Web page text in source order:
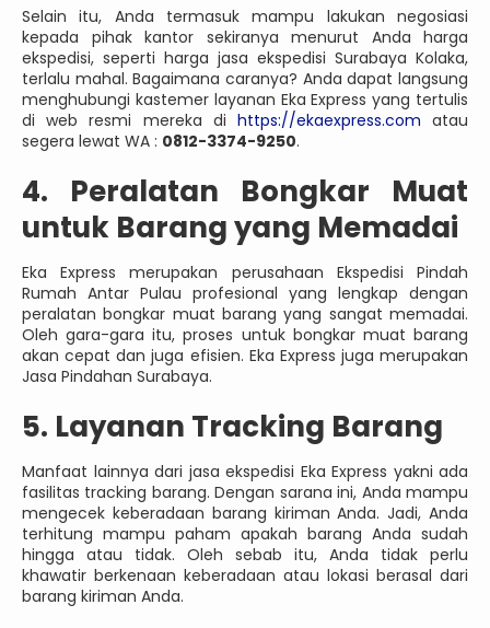
Selain itu, Anda termasuk mampu lakukan negosiasi
kepada pihak kantor sekiranya menurut Anda harga
ekspedisi, seperti harga jasa ekspedisi Surabaya Kolaka,
terlalu mahal. Bagaimana caranya? Anda dapat langsung
menghubungi kastemer layanan Eka Express yang tertulis
di web resmi mereka di https://ekaexpress.com atau
segera lewat WA : 0812-3374-9250.
4. Peralatan Bongkar Muat
untuk Barang yang Memadai
Eka Express merupakan perusahaan Ekspedisi Pindah
Rumah Antar Pulau profesional yang lengkap dengan
peralatan bongkar muat barang yang sangat memadai.
Oleh gara-gara itu, proses untuk bongkar muat barang
akan cepat dan juga efisien. Eka Express juga merupakan
Jasa Pindahan Surabaya.
5. Layanan Tracking Barang
Manfaat lainnya dari jasa ekspedisi Eka Express yakni ada
fasilitas tracking barang. Dengan sarana ini, Anda mampu
mengecek keberadaan barang kiriman Anda. Jadi, Anda
terhitung mampu paham apakah barang Anda sudah
hingga atau tidak. Oleh sebab itu, Anda tidak perlu
khawatir berkenaan keberadaan atau lokasi berasal dari
barang kiriman Anda.